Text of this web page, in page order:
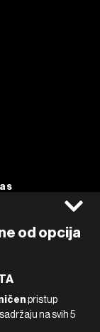
od opcija
pristup
na svih 5